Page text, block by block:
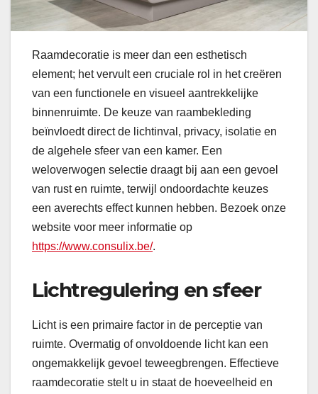
Raamdecoratie is meer dan een esthetisch
element; het vervult een cruciale rol in het creëren
van een functionele en visueel aantrekkelijke
binnenruimte. De keuze van raambekleding
beïnvloedt direct de lichtinval, privacy, isolatie en
de algehele sfeer van een kamer. Een
weloverwogen selectie draagt bij aan een gevoel
van rust en ruimte, terwijl ondoordachte keuzes
een averechts effect kunnen hebben. Bezoek onze
website voor meer informatie op
https://www.consulix.be/.
Lichtregulering en sfeer
Licht is een primaire factor in de perceptie van
ruimte. Overmatig of onvoldoende licht kan een
ongemakkelijk gevoel teweegbrengen. Effectieve
raamdecoratie stelt u in staat de hoeveelheid en